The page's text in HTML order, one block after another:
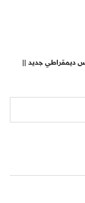
ديمقراطي جديد ||